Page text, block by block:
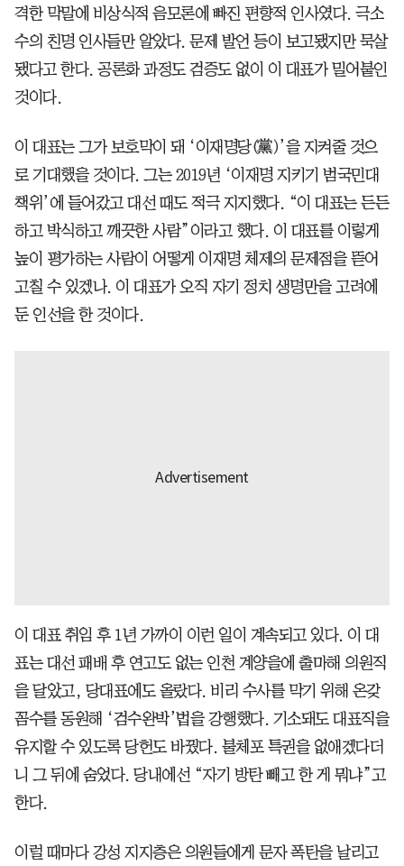
격한 막말에 비상식적 음모론에 빠진 편향적 인사였다. 극소
수의 친명 인사들만 알았다. 문제 발언 등이 보고됐지만 묵살
됐다고 한다. 공론화 과정도 검증도 없이 이 대표가 밀어붙인
것이다.
이 대표는 그가 보호막이 돼 ‘이재명당(黨)’을 지켜줄 것으
로 기대했을 것이다. 그는 2019년 ‘이재명 지키기 범국민대
책위’에 들어갔고 대선 때도 적극 지지했다. “이 대표는 든든
하고 박식하고 깨끗한 사람”이라고 했다. 이 대표를 이렇게
높이 평가하는 사람이 어떻게 이재명 체제의 문제점을 뜯어
고칠 수 있겠나. 이 대표가 오직 자기 정치 생명만을 고려에
둔 인선을 한 것이다.
이 대표 취임 후 1년 가까이 이런 일이 계속되고 있다. 이 대
표는 대선 패배 후 연고도 없는 인천 계양을에 출마해 의원직
을 달았고, 당대표에도 올랐다. 비리 수사를 막기 위해 온갖
꼼수를 동원해 ‘검수완박’법을 강행했다. 기소돼도 대표직을
유지할 수 있도록 당헌도 바꿨다. 불체포 특권을 없애겠다더
니 그 뒤에 숨었다. 당내에선 “자기 방탄 빼고 한 게 뭐냐”고
한다.
이럴 때마다 강성 지지층은 의원들에게 문자 폭탄을 날리고